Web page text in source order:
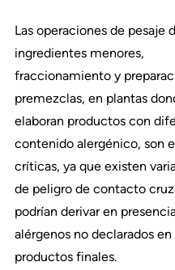
Las operaciones de pesaje
ingredientes menores,
fraccionamiento y
premezclas, en plantas
elaboran productos con
contenido alergénico, son
críticas, ya que existen
de peligro de contacto
podrían derivar en
alérgenos no declarados en
productos finales.